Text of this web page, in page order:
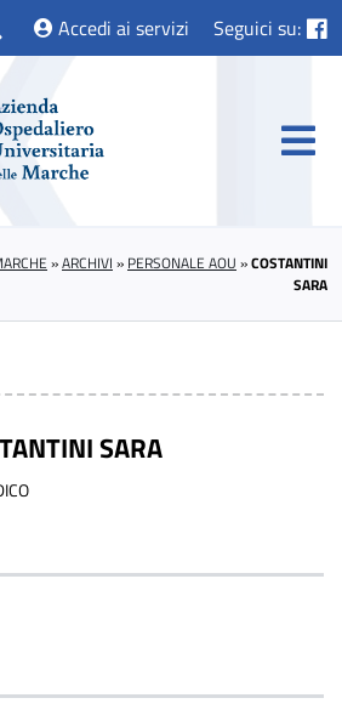
Accedi ai servizi Seguici su:
»ARCHIVI » PERSONALE AOU »COSTANTINI
SARA
SARA